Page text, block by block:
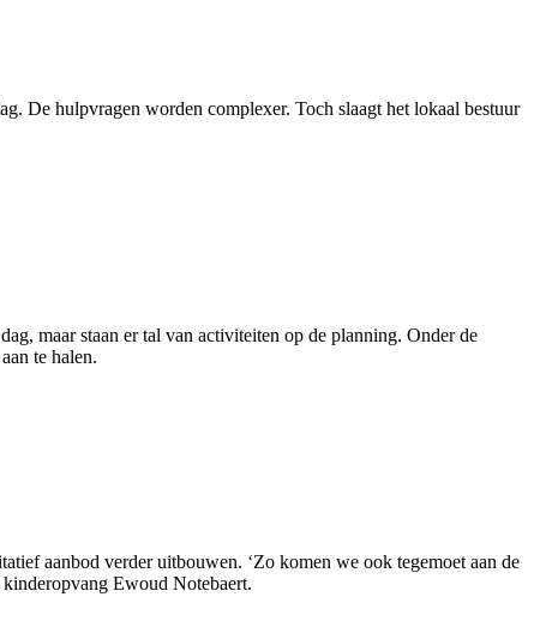
De hulpvragen worden complexer. Toch slaagt het lokaal bestuur
maar staan er tal van activiteiten op de planning. Onder de
te halen.
aanbod verder uitbouwen. ‘Zo komen we ook tegemoet aan de
kinderopvang Ewoud Notebaert.